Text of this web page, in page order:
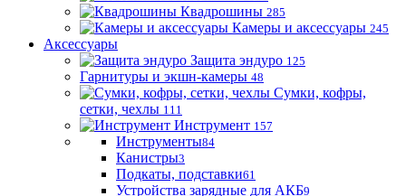
Квадрошины 285
Камеры и аксессуары 245
Аксессуары
Защита эндуро 125
Гарнитуры и экшн-камеры 48
Сумки, кофры,
сетки, чехлы 111
Инструмент 157
Инструменты84
Канистры3
Подкаты, подставки61
Устройства зарядные для АКБ9